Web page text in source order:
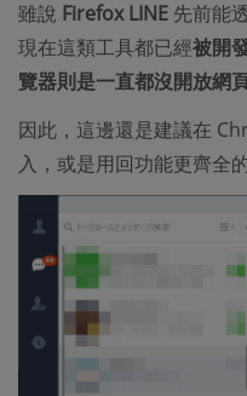
雖說 Firefox LINE 先前能
現在這類工具都已經被開
覽器則是一直都沒開放網
因此，這邊還是建議在
入，或是用回功能更齊全